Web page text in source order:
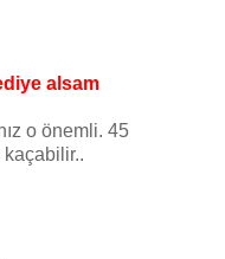
alsam
o önemli. 45